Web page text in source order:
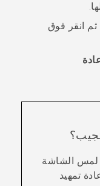
ثم انقر فوق
لمس الشاشة
تمهيد